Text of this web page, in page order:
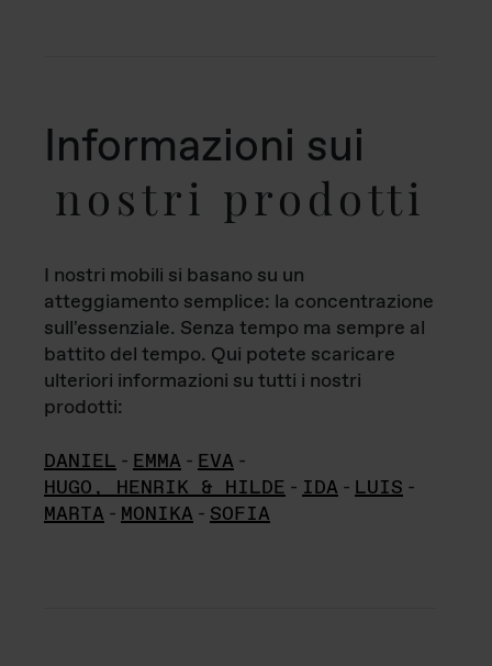
Informazioni sui
nostri prodotti
I nostri mobili si basano su un
atteggiamento semplice: la concentrazione
sull'essenziale. Senza tempo ma sempre al
battito del tempo. Qui potete scaricare
ulteriori informazioni su tutti i nostri
prodotti:
DANIEL - EMMA - EVA -
HUGO, HENRIK & HILDE - IDA - LUIS -
MARTA - MONIKA - SOFIA